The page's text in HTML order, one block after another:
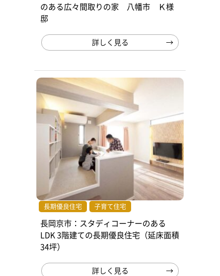
のある広々間取りの家 八幡市 Ｋ様
邸
詳しく見る
長期優良住宅 子育て住宅
長岡京市：スタディコーナーのある
LDK 3階建ての長期優良住宅（延床面積
34坪）
詳しく見る